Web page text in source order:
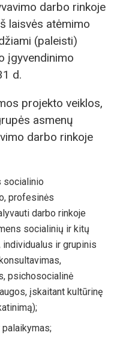
darbo rinkoje
laisvės atėmimo
(paleisti)
įgyvendinimo
d.
projekto veiklos,
asmenų
darbo rinkoje
socialinio
profesinės
darbo rinkoje
socialinių ir kitų
ir grupinis
psichosocialinė
įskaitant kultūrinę